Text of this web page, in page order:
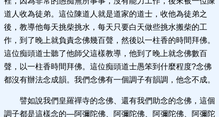
道人收為徒弟。這位陳道人就是道家的道士，收他為徒弟之
後，教導他每天挑柴挑水，每天只要白天做些挑水搬柴的工
作，到了晚上就負責念佛幾百聲，然後以一柱香的時間拜佛。
這位痴頭道士聽了他師父這樣教導，他到了晚上就念佛數百
聲，以一柱香時間拜佛。這位痴頭道士愚笨到什麼程度?念佛
都沒有辦法念成韻。我們念佛有一個調子有韻調，他念不成。
譬如說我們皇羅禪寺的念佛、還有我們助念的念佛，這個
調子都是這樣念的—阿彌陀佛、阿彌陀佛、阿彌陀佛、阿彌陀